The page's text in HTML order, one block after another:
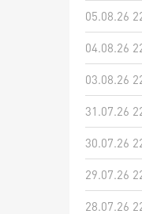
05.08.26
04.08.26
03.08.26
31.07.26
30.07.26
29.07.26
28.07.26